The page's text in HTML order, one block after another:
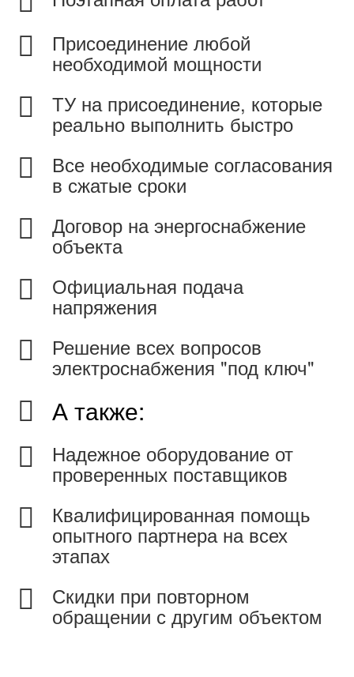
Присоединение любой
необходимой мощности
ТУ на присоединение, которые
реально выполнить быстро
Все необходимые согласования
в сжатые сроки
Договор на энергоснабжение
объекта
Официальная подача
напряжения
Решение всех вопросов
электроснабжения "под ключ"
А также:
Надежное оборудование от
проверенных поставщиков
Квалифицированная помощь
опытного партнера на всех
этапах
Скидки при повторном
обращении с другим объектом